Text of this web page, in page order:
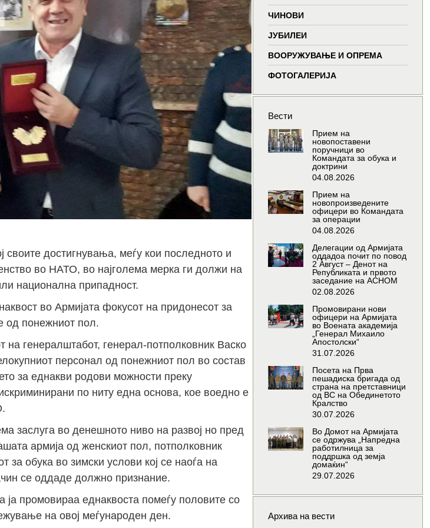
windowwindowwindow
своите достигнувања, меѓу кои последното и
во НАТО, во најголема мерка ги должи на
национална припадност.
во Армијата фокусот на придонесот за
од понежниот пол.
генералштабот, генерал-потполковник Васко
персонал од понежниот пол во состав
за еднакви родови можности преку
по ниту една основа, кое воедно е
заслуга во денешното ниво на развој но пред
армија од женскиот пол, потполковник
обука во зимски услови кој се наоѓа на
се оддаде должно признание.
ја промовираа еднаквоста помеѓу половите со
на овој меѓународен ден.
ЧИНОВИ
ЈУБИЛЕИ
ВООРУЖУВАЊЕ И ОПРЕМА
ФОТОГАЛЕРИЈА
Вести
Прием на
новопоставени
поручници во
Командата за обука и
доктрини
04.08.2026
Прием на
новопроизведените
офицери во Командата
за операции
04.08.2026
Делегации од Армијата
оддадоа почит по повод
2 Август – Денот на
Републиката и првото
заседание на АСНОМ
02.08.2026
Промовирани нови
офицери на Армијата
во Воената академија
„Генерал Михаило
Апостолски“
31.07.2026
Посета на Прва
пешадиска бригада од
страна на претставници
од ВС на Обединетото
Кралство
30.07.2026
Во Домот на Армијата
се одржува „Напредна
работилница за
поддршка од земја
домаќин“
29.07.2026
Архива на вести